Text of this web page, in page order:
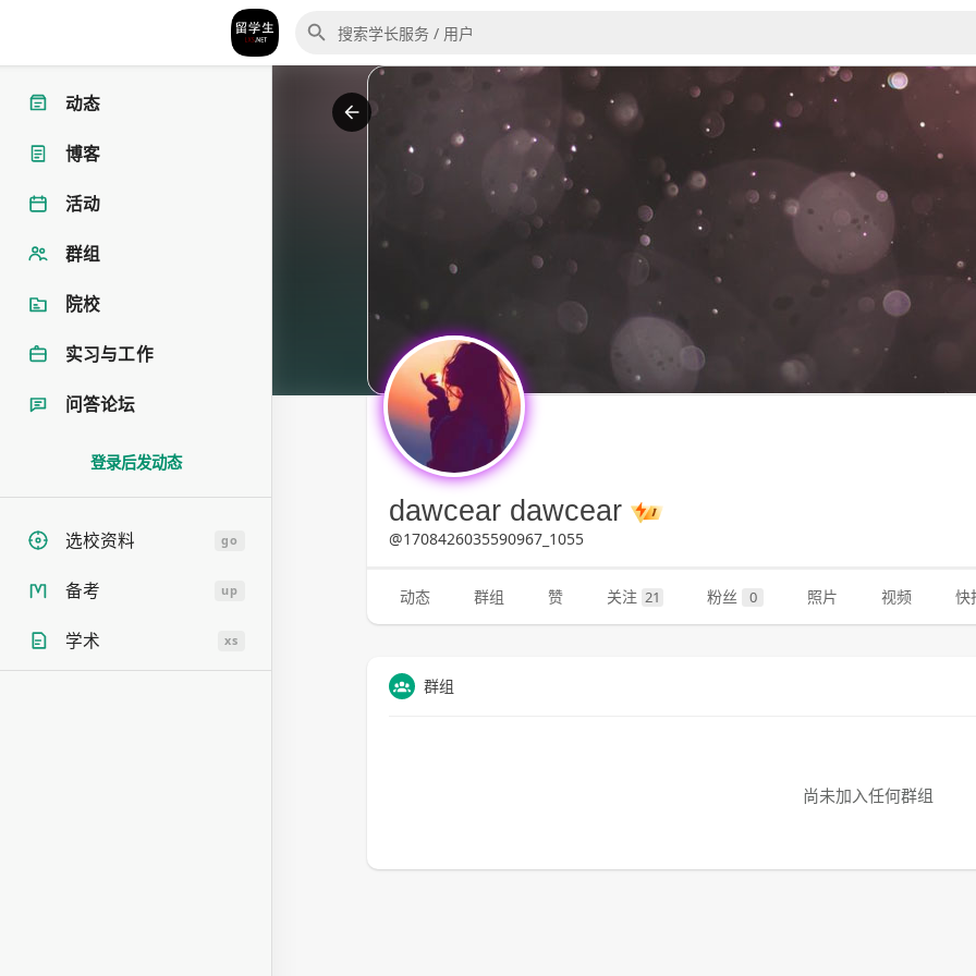
动态
博客
活动
群组
院校
实习与工作
问答论坛
登录后发动态
选校资料 go
备考 up
学术 xs
dawcear dawcear
@1708426035590967_1055
动态 群组 赞 关注 21 粉丝 0 照片 视频 快
群组
尚未加入任何群组